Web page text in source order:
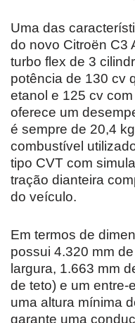
Uma das
do novo Citroën C3
turbo flex de 3
potência de 130 cv
etanol e 125 cv
oferece um
é sempre de 20,4
combustível
tipo CVT com
tração dianteira
do veículo.
Em termos de
possui 4.320 mm
largura, 1.663 mm
de teto) e um entre-
uma altura mínima
garante uma